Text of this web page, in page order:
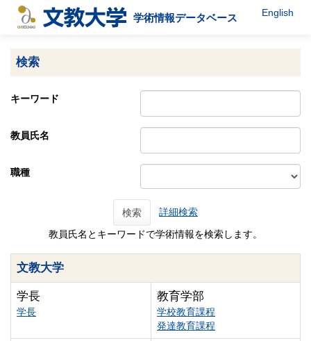
学術情報データベース English
検索
キーワード
教員氏名
職種
検索 詳細検索
教員氏名とキーワードで学術情報を検索します。
文教大学
学長
学長
教育学部
学校教育課程
発達教育課程